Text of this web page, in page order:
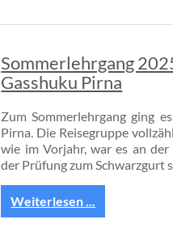
Sommerlehrgang
Gasshuku Pirna
Zum Sommerlehrgang ging
Pirna. Die Reisegruppe
wie im Vorjahr, war es an
der Prüfung zum Schwarzgurt
Weiterlesen ...